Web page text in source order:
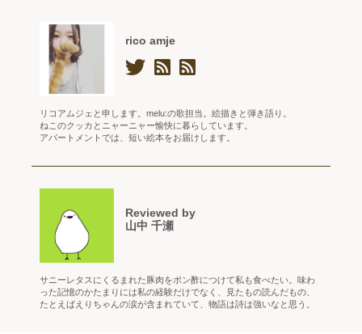
rico amje
リコアムジェと申します。melu:の歌担当。絵描きと弾き語り。
ねこのクッカとニャーニャー愉快に暮らしています。
アパートメントでは、短い絵本をお届けします。
Reviewed by
山中 千瀬
サニーレタスにくるまれた豚肉をポン酢につけて私も食べたい。味わ
った記憶のかたまりには私の経験だけでなく、見たもの読んだもの、
たとえばえりちゃんの涙が含まれていて、物語は詩は強いなと思う。